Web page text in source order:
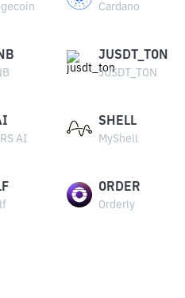
Cardano
JUSDT_TON
JUSDT_TON
AI
SHELL
MyShell
ORDER
Orderly